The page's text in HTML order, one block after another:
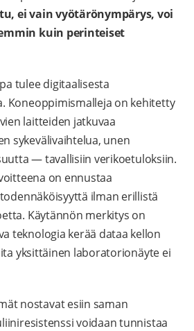
ei vain vyötärönympärys, voi
kuin perinteiset
tulee digitaalisesta
Koneoppimismalleja on kehitetty
laitteiden jatkuvaa
sykevälivaihtelua, unen
— tavallisiin verikoetuloksiin.
on ennustaa
ilman erillistä
Käytännön merkitys on
teknologia kerää dataa kellon
yksittäinen laboratorionäyte ei
nostavat esiin saman
voidaan tunnistaa